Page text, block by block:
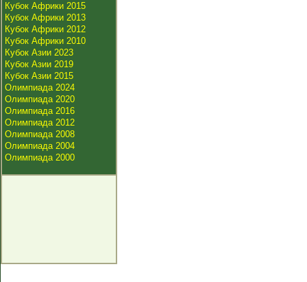
Кубок Африки 2015
Кубок Африки 2013
Кубок Африки 2012
Кубок Африки 2010
Кубок Азии 2023
Кубок Азии 2019
Кубок Азии 2015
Олимпиада 2024
Олимпиада 2020
Олимпиада 2016
Олимпиада 2012
Олимпиада 2008
Олимпиада 2004
Олимпиада 2000